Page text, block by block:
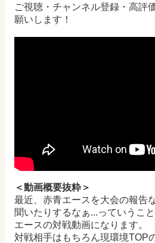
ご視聴・チャンネル登録・高評
願いします！
＜動画概要抜粋＞
最近、赤青エースを大会の報告
聞いたりするなぁ...っていうこ
エースの対戦動画になります。
対戦相手はもちろん現環境TOP